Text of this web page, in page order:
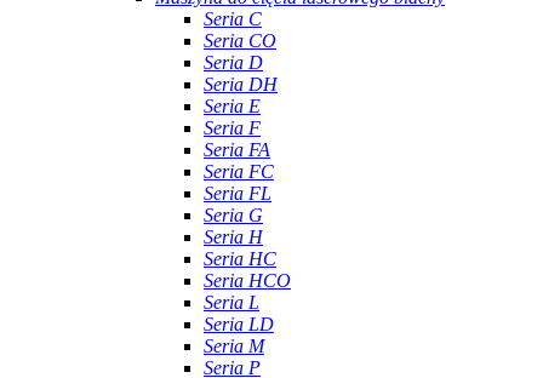
Seria C
Seria CO
Seria D
Seria DH
Seria E
Seria F
Seria FA
Seria FC
Seria FL
Seria G
Seria H
Seria HC
Seria HCO
Seria L
Seria LD
Seria M
Seria P